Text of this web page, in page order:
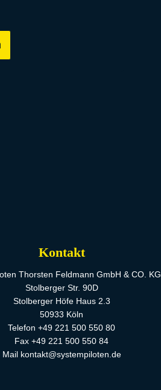
Kontakt
Thorsten Feldmann GmbH & CO. KG
Stolberger Str. 90D
Stolberger Höfe Haus 2.3
50933 Köln
Telefon +49 221 500 550 80
Fax +49 221 500 550 84
Mail kontakt@systempiloten.de